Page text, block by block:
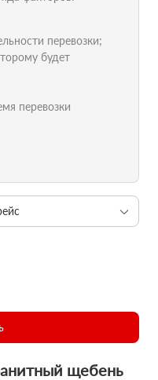
перевозки;
будет
перевозки
щебень